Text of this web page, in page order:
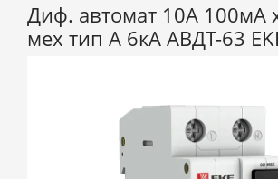
Диф. автомат 10А 100мА
мех тип A 6кА АВДТ-63